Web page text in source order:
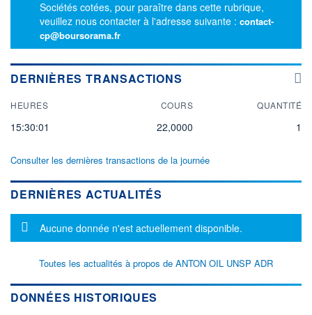
Sociétés cotées, pour paraître dans cette rubrique,
veuillez nous contacter à l'adresse suivante : contact-
cp@boursorama.fr
DERNIÈRES TRANSACTIONS
HEURES COURS QUANTITÉ
15:30:01 22,0000 1
Consulter les dernières transactions de la journée
DERNIÈRES ACTUALITÉS
Message d'information
Aucune donnée n'est actuellement disponible.
Toutes les actualités à propos de ANTON OIL UNSP ADR
DONNÉES HISTORIQUES